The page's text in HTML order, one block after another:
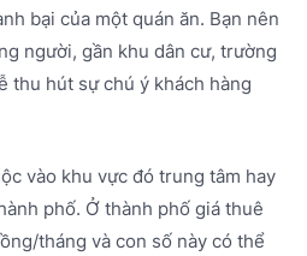
bại của một quán ăn. Bạn nên
người, gần khu dân cư, trường
thu hút sự chú ý khách hàng
vào khu vực đó trung tâm hay
phố. Ở thành phố giá thuê
tháng và con số này có thể